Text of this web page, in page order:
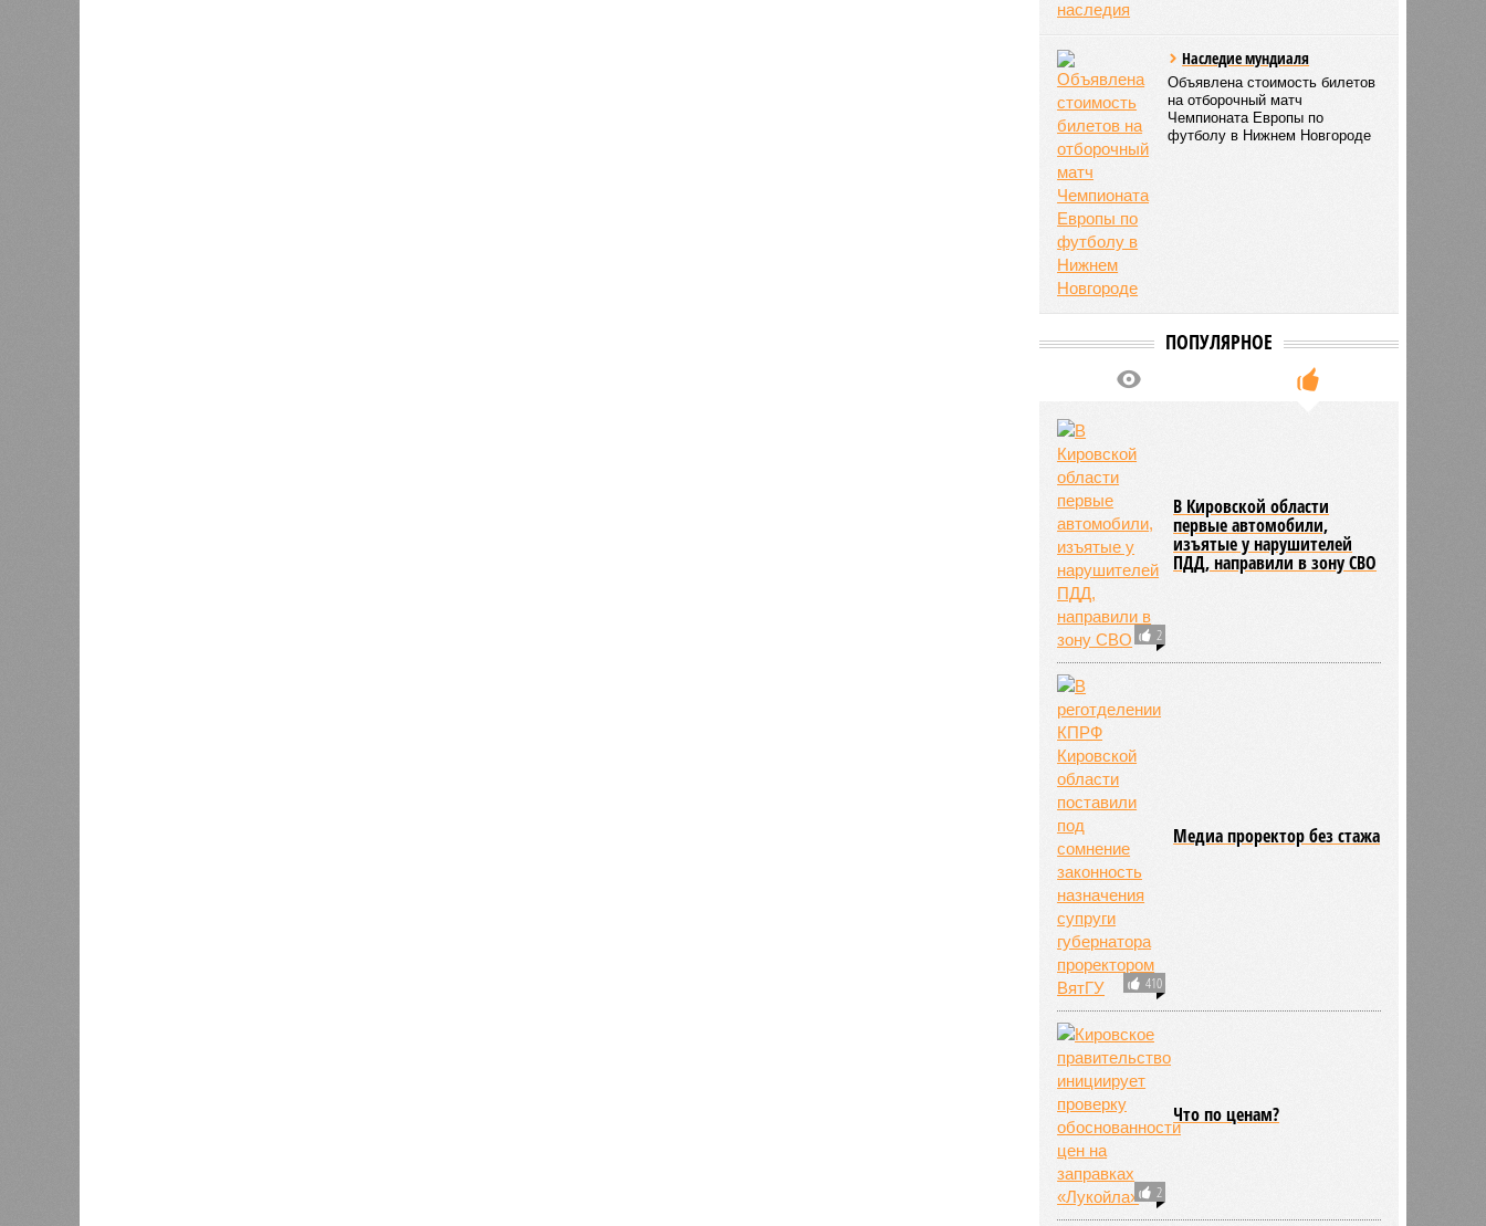
Наследие мундиаля
Объявлена стоимость билетов
на отборочный матч
Чемпионата Европы по
футболу в Нижнем Новгороде
ПОПУЛЯРНОЕ
2
В Кировской области
первые автомобили,
изъятые у нарушителей
ПДД, направили в зону СВО
410
Медиа проректор без стажа
2
Что по ценам?